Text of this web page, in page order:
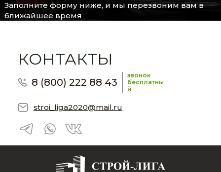
Заполните форму ниже, и мы перезвоним вам в
ближайшее время
КОНТАКТЫ
8 (800) 222 88 43
звонок
бесплатны
й
stroi_liga2020@mail.ru